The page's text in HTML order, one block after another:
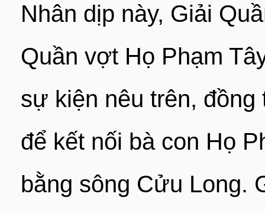
Nhân dịp này, Giải
Quần vợt Họ Phạm
sự kiện nêu trên,
để kết nối bà con Họ
bằng sông Cửu Long.